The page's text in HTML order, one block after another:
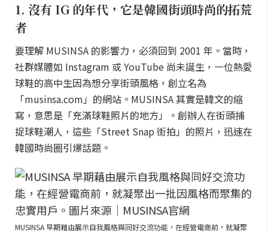
1. 沒有 IG 的年代，它是韓國街頭時尚的拓荒
者
要理解 MUSINSA 的影響力，必須回到 2001 年。當時，
社群媒體如 Instagram 或 YouTube 尚未誕生，一位熱愛
球鞋的高中生因為想分享街頭風格，創立名為
「musinsa.com」的網站。MUSINSA 其實是韓文的縮
寫，意思是「充滿球鞋照片的地方」。創辦人在街頭捕
捉球鞋潮人，這些「Street Snap 街拍」的照片，迅速在
韓國時尚圈引爆話題。
MUSINSA 早期藉由展示自我風格與同好交流功能，在經營電商前，就凝聚